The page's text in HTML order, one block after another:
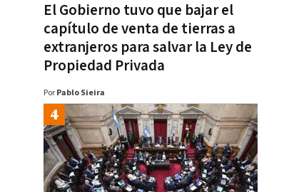
El Gobierno tuvo que bajar el
capítulo de venta de tierras a
extranjeros para salvar la Ley de
Propiedad Privada
Por Pablo Sieira